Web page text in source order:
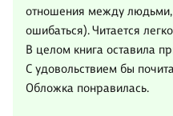
отношения между
ошибаться). Читается
В целом книга оставила
С удовольствием бы
Обложка понравилась.